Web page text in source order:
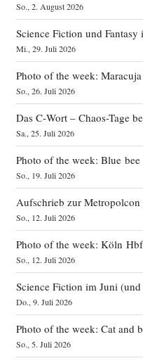
So., 2. August 2026
Science Fiction und
Mi., 29. Juli 2026
Photo of the week:
So., 26. Juli 2026
Das C‑Wort – Chaos-Tage
Sa., 25. Juli 2026
Photo of the week: Blue bee
So., 19. Juli 2026
Aufschrieb zur Metropolcon
So., 12. Juli 2026
Photo of the week: Köln Hbf
So., 12. Juli 2026
Science Fiction im Juni
Do., 9. Juli 2026
Photo of the week: Cat and
So., 5. Juli 2026